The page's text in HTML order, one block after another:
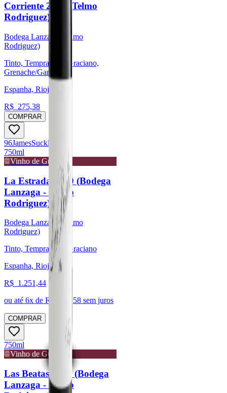
Corriente 2021 (Telmo
Rodriguez)
Bodega Lanzaga (Telmo
Rodriguez)
Tinto, Tempranillo, Graciano,
Grenache/Garnacha
Espanha, Rioja
R$ 275,38
COMPRAR
96JamesSuckling
750ml
Vinho de Guarda
La Estrada 2020 (Bodega
Lanzaga - Telmo
Rodriguez)
Bodega Lanzaga (Telmo
Rodriguez)
Tinto, Tempranillo, Graciano
Espanha, Rioja
R$ 1.251,44
ou até 6x de R$ 208,58 sem juros
COMPRAR
750ml
Vinho de Guarda
Las Beatas 2022 (Bodega
Lanzaga - Telmo